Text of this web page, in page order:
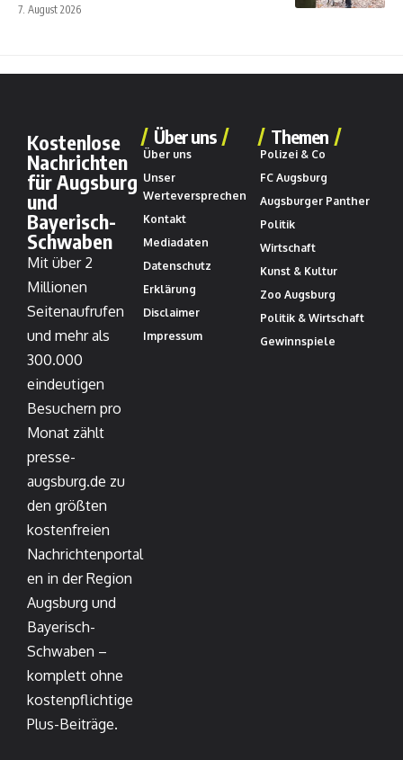
7. August 2026
Kostenlose
Nachrichten
für Augsburg
und
Bayerisch-
Schwaben
Mit über 2
Millionen
Seitenaufrufen
und mehr als
300.000
eindeutigen
Besuchern pro
Monat zählt
presse-
augsburg.de zu
den größten
kostenfreien
Nachrichtenportal
en in der Region
Augsburg und
Bayerisch-
Schwaben –
komplett ohne
kostenpflichtige
Plus-Beiträge.
Über uns
Über uns
Unser
Werteversprechen
Kontakt
Mediadaten
Datenschutz
Erklärung
Disclaimer
Impressum
Themen
Polizei & Co
FC Augsburg
Augsburger Panther
Politik
Wirtschaft
Kunst & Kultur
Zoo Augsburg
Politik & Wirtschaft
Gewinnspiele